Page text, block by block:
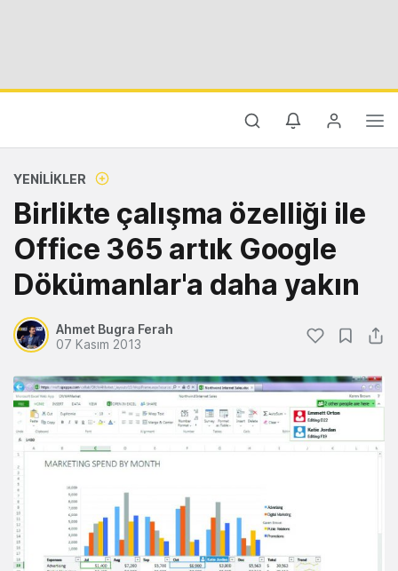
YENILIKLER
Birlikte çalışma özelliği ile
Office 365 artık Google
Dökümanlar'a daha yakın
Ahmet Bugra Ferah
07 Kasım 2013